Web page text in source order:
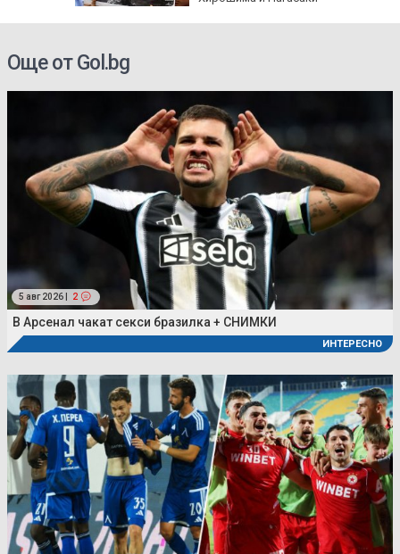
Още от Gol.bg
5 авг 2026 | 2
В Арсенал чакат секси бразилка + СНИМКИ
ИНТЕРЕСНО